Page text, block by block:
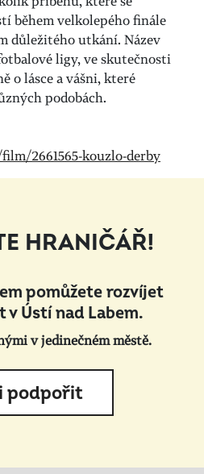
během velkolepého finále
důležitého utkání. Název
ligy, ve skutečnosti
o lásce a vášni, které
podobách.
2661565-kouzlo-derby
HRANIČÁŘ!
pomůžete rozvíjet
Ústí nad Labem.
v jedinečném městě.
podpořit